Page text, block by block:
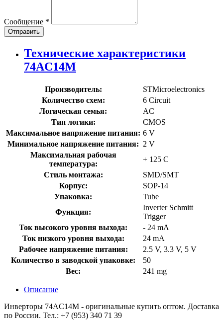
Сообщение *
Отправить
Технические характеристики
74AC14M
Производитель:
STMicroelectronics
Количество схем:
6 Circuit
Логическая семья:
AC
Тип логики:
CMOS
Максимальное напряжение питания: 6 V
Минимальное напряжение питания: 2 V
Максимальная рабочая
температура:
+ 125 C
Стиль монтажа:
SMD/SMT
Корпус:
SOP-14
Упаковка:
Tube
Функция:
Inverter Schmitt
Trigger
Ток высокого уровня выхода:
- 24 mA
Ток низкого уровня выхода:
24 mA
Рабочее напряжение питания:
2.5 V, 3.3 V, 5 V
Количество в заводской упаковке:
50
Вес:
241 mg
Описание
Инверторы 74AC14M - оригинальные купить оптом. Доставка
по России. Тел.: +7 (953) 340 71 39